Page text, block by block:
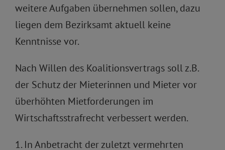
weitere Aufgaben übernehmen sollen, dazu
liegen dem Bezirksamt aktuell keine
Kenntnisse vor.
Nach Willen des Koalitionsvertrags soll z.B.
der Schutz der Mieterinnen und Mieter vor
überhöhten Mietforderungen im
Wirtschaftsstrafrecht verbessert werden.
1. In Anbetracht der zuletzt vermehrten